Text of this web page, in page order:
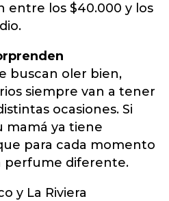
entre los $40.000 y los
buscan oler bien,
siempre van a tener
ocasiones. Si
mamá ya tiene
para cada momento
perfume diferente.
y La Riviera